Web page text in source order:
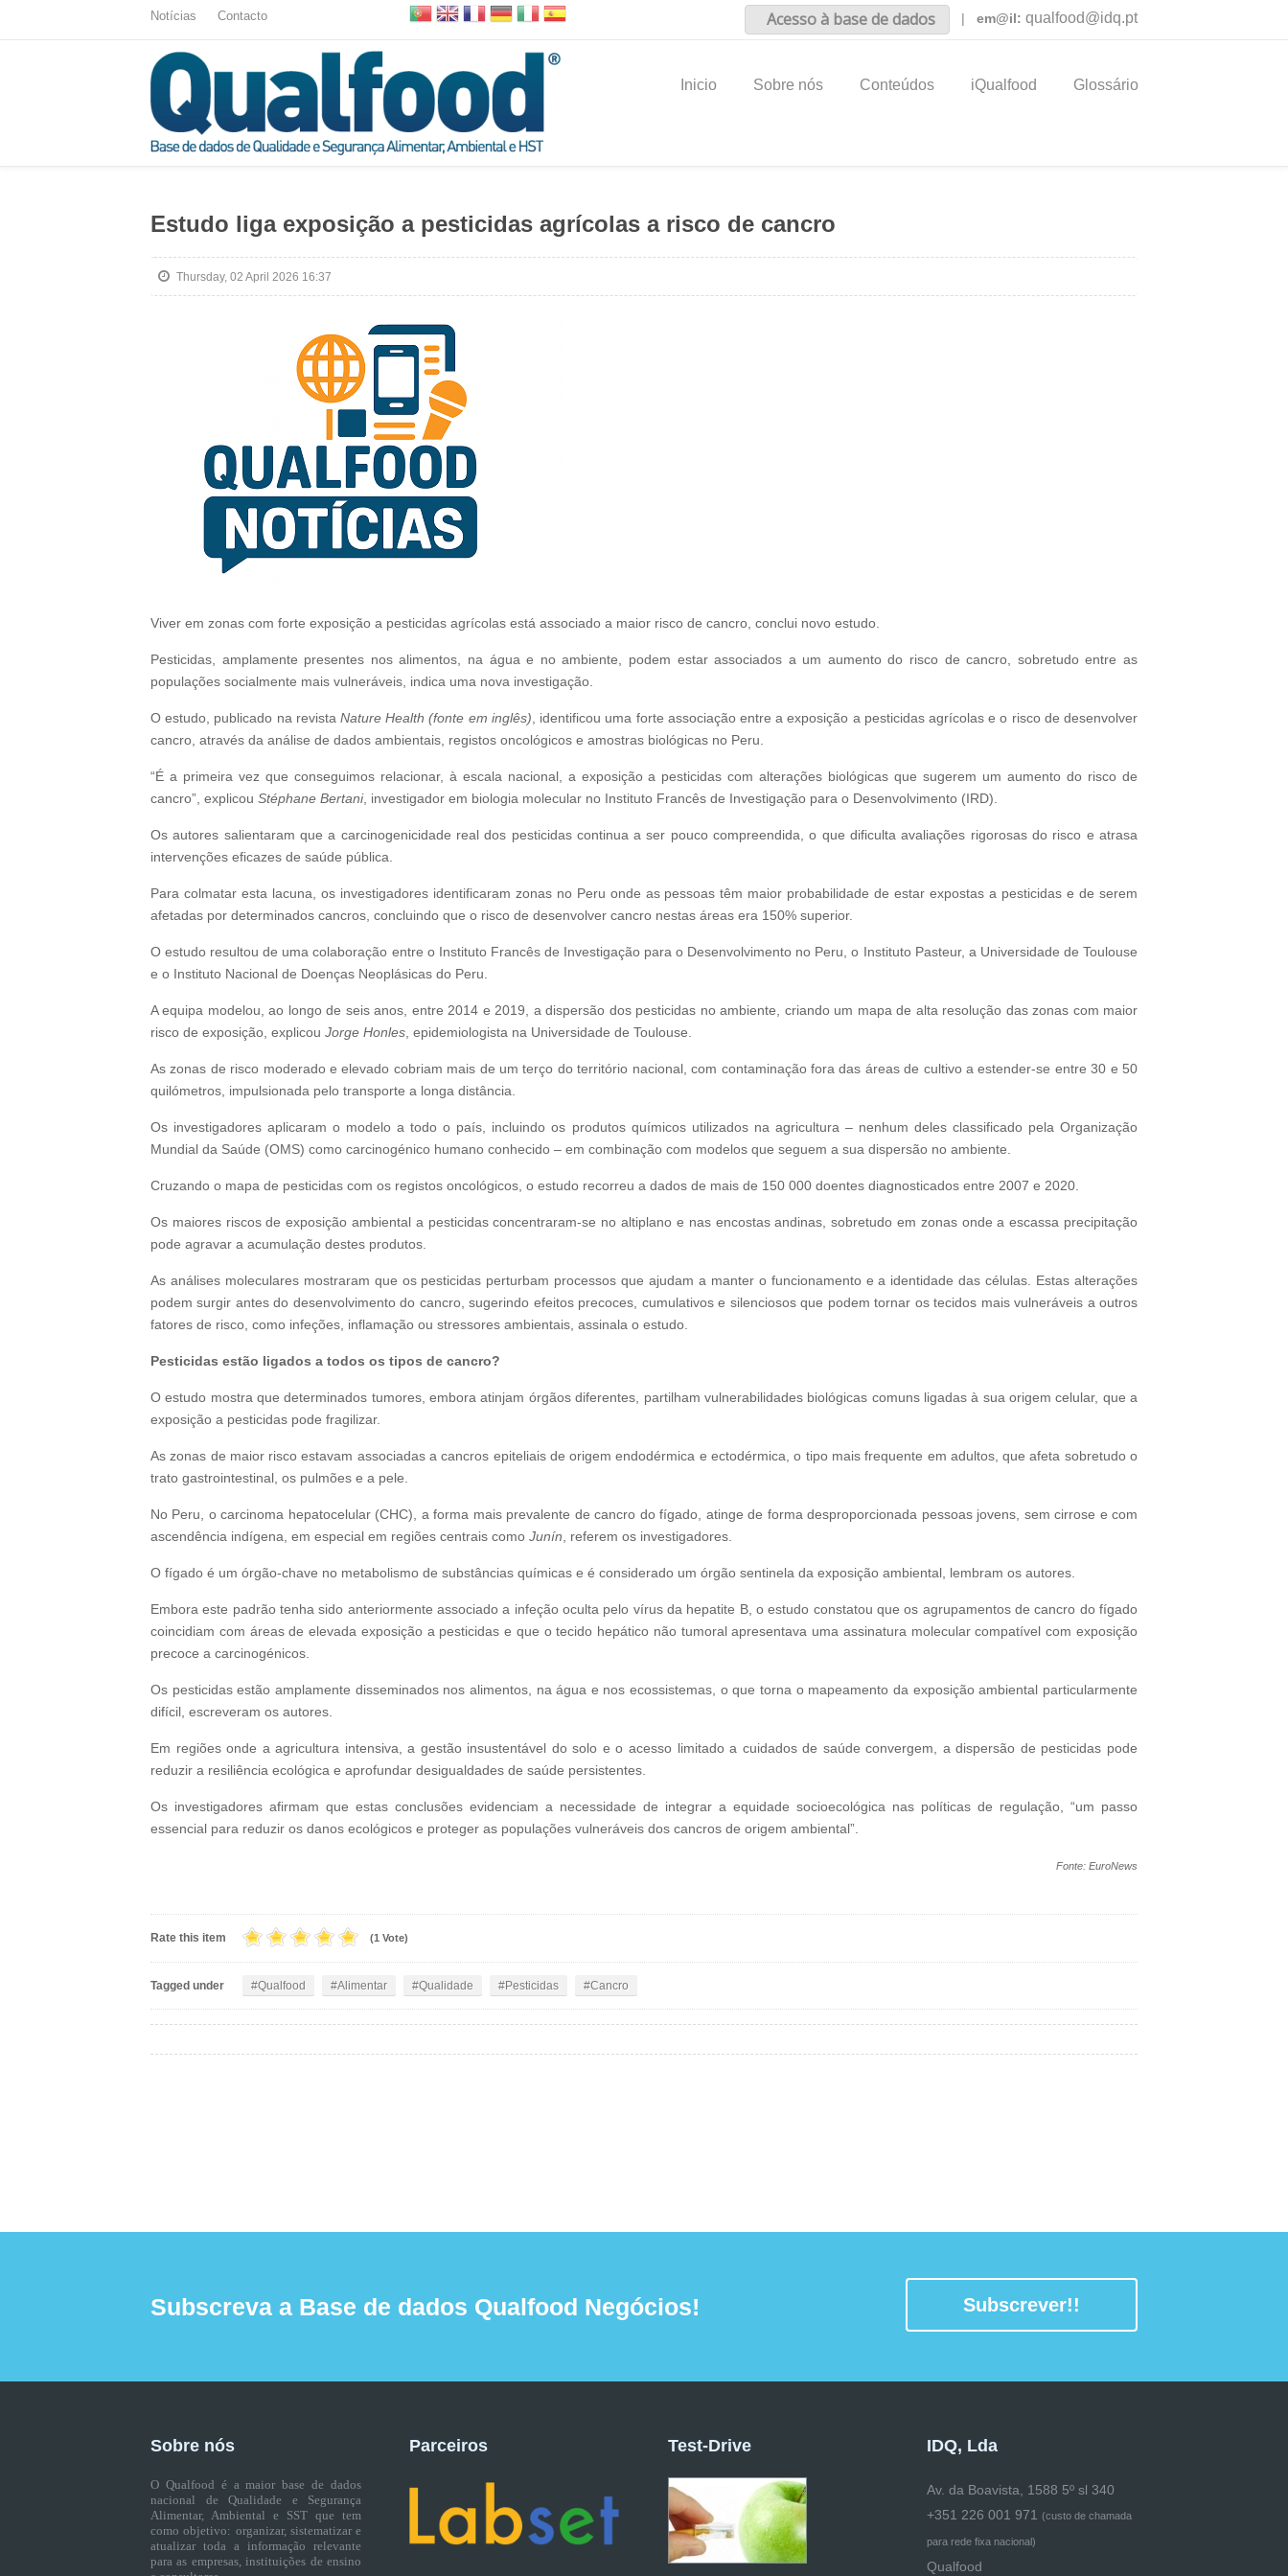
Notícias Contacto Acesso à base de dados | em@il: qualfood@idq.pt
Inicio Sobre nós Conteúdos iQualfood Glossário
Estudo liga exposição a pesticidas agrícolas a risco de cancro
Thursday, 02 April 2026 16:37
Viver em zonas com forte exposição a pesticidas agrícolas está associado a maior risco de cancro, conclui novo estudo.
Pesticidas, amplamente presentes nos alimentos, na água e no ambiente, podem estar associados a um aumento do risco de cancro, sobretudo entre as
populações socialmente mais vulneráveis, indica uma nova investigação.
O estudo, publicado na revistaNature Health (fonte em inglês) , identificou uma forte associação entre a exposição a pesticidas agrícolas e o risco de desenvolver
cancro, através da análise de dados ambientais, registos oncológicos e amostras biológicas no Peru.
“É a primeira vez que conseguimos relacionar, à escala nacional, a exposição a pesticidas com alterações biológicas que sugerem um aumento do risco de
cancro”, explicou Stéphane Bertani, investigador em biologia molecular no Instituto Francês de Investigação para o Desenvolvimento (IRD).
Os autores salientaram que a carcinogenicidade real dos pesticidas continua a ser pouco compreendida, o que dificulta avaliações rigorosas do risco e atrasa
intervenções eficazes de saúde pública.
Para colmatar esta lacuna, os investigadores identificaram zonas no Peru onde as pessoas têm maior probabilidade de estar expostas a pesticidas e de serem
afetadas por determinados cancros, concluindo que o risco de desenvolver cancro nestas áreas era 150% superior.
O estudo resultou de uma colaboração entre o Instituto Francês de Investigação para o Desenvolvimento no Peru, o Instituto Pasteur, a Universidade de Toulouse
e o Instituto Nacional de Doenças Neoplásicas do Peru.
A equipa modelou, ao longo de seis anos, entre 2014 e 2019, a dispersão dos pesticidas no ambiente, criando um mapa de alta resolução das zonas com maior
risco de exposição, explicou Jorge Honles , epidemiologista na Universidade de Toulouse.
As zonas de risco moderado e elevado cobriam mais de um terço do território nacional, com contaminação fora das áreas de cultivo a estender-se entre 30 e 50
quilómetros, impulsionada pelo transporte a longa distância.
Os investigadores aplicaram o modelo a todo o país, incluindo os produtos químicos utilizados na agricultura – nenhum deles classificado pela Organização
Mundial da Saúde (OMS) como carcinogénico humano conhecido – em combinação com modelos que seguem a sua dispersão no ambiente.
Cruzando o mapa de pesticidas com os registos oncológicos, o estudo recorreu a dados de mais de 150 000 doentes diagnosticados entre 2007 e 2020.
Os maiores riscos de exposição ambiental a pesticidas concentraram-se no altiplano e nas encostas andinas, sobretudo em zonas onde a escassa precipitação
pode agravar a acumulação destes produtos.
As análises moleculares mostraram que os pesticidas perturbam processos que ajudam a manter o funcionamento e a identidade das células. Estas alterações
podem surgir antes do desenvolvimento do cancro, sugerindo efeitos precoces, cumulativos e silenciosos que podem tornar os tecidos mais vulneráveis a outros
fatores de risco, como infeções, inflamação ou stressores ambientais, assinala o estudo.
Pesticidas estão ligados a todos os tipos de cancro?
O estudo mostra que determinados tumores, embora atinjam órgãos diferentes, partilham vulnerabilidades biológicas comuns ligadas à sua origem celular, que a
exposição a pesticidas pode fragilizar.
As zonas de maior risco estavam associadas a cancros epiteliais de origem endodérmica e ectodérmica, o tipo mais frequente em adultos, que afeta sobretudo o
trato gastrointestinal, os pulmões e a pele.
No Peru, o carcinoma hepatocelular (CHC), a forma mais prevalente de cancro do fígado, atinge de forma desproporcionada pessoas jovens, sem cirrose e com
ascendência indígena, em especial em regiões centrais como Junín , referem os investigadores.
O fígado é um órgão-chave no metabolismo de substâncias químicas e é considerado um órgão sentinela da exposição ambiental, lembram os autores.
Embora este padrão tenha sido anteriormente associado a infeção oculta pelo vírus da hepatite B, o estudo constatou que os agrupamentos de cancro do fígado
coincidiam com áreas de elevada exposição a pesticidas e que o tecido hepático não tumoral apresentava uma assinatura molecular compatível com exposição
precoce a carcinogénicos.
Os pesticidas estão amplamente disseminados nos alimentos, na água e nos ecossistemas, o que torna o mapeamento da exposição ambiental particularmente
difícil, escreveram os autores.
Em regiões onde a agricultura intensiva, a gestão insustentável do solo e o acesso limitado a cuidados de saúde convergem, a dispersão de pesticidas pode
reduzir a resiliência ecológica e aprofundar desigualdades de saúde persistentes.
Os investigadores afirmam que estas conclusões evidenciam a necessidade de integrar a equidade socioecológica nas políticas de regulação, “um passo
essencial para reduzir os danos ecológicos e proteger as populações vulneráveis dos cancros de origem ambiental”.
Fonte: EuroNews
Rate this item (1 Vote)
Tagged under Qualfood Alimentar Qualidade Pesticidas Cancro
Subscreva a Base de dados Qualfood Negócios! Subscrever!!
Sobre nós
O Qualfood é a maior base de dados
nacional de Qualidade e Segurança
Alimentar, Ambiental e SST que tem
como objetivo: organizar, sistematizar e
atualizar toda a informação relevante
para as empresas, instituições de ensino
Parceiros Test-Drive IDQ, Lda
Av. da Boavista, 1588 5º sl 340
+351 226 001 971 (custo de chamada
para rede fixa nacional)
Qualfood